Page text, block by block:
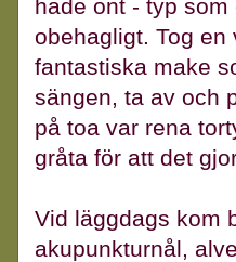
hade ont - typ
obehagligt. Tog
fantastiska make
sängen, ta av och
på toa var rena
gråta för att det
Vid läggdags kom
akupunkturnål,